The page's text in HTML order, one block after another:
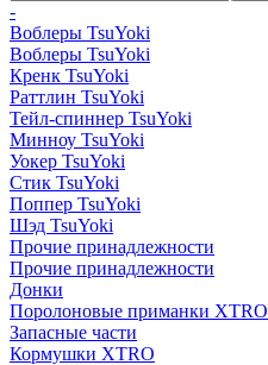
-
Воблеры TsuYoki
Воблеры TsuYoki
Кренк TsuYoki
Раттлин TsuYoki
Тейл-спиннер TsuYoki
Минноу TsuYoki
Уокер TsuYoki
Стик TsuYoki
Поппер TsuYoki
Шэд TsuYoki
Прочие принадлежности
Прочие принадлежности
Донки
Поролоновые приманки XTRO
Запасные части
Кормушки XTRO